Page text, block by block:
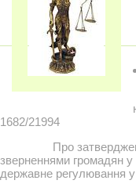
1682/21994
Про
зверненнями громадян у
державне регулювання у